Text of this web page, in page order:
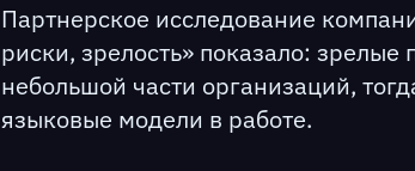
Партнерское исследование
риски, зрелость» показало:
небольшой части организаций,
языковые модели в работе.